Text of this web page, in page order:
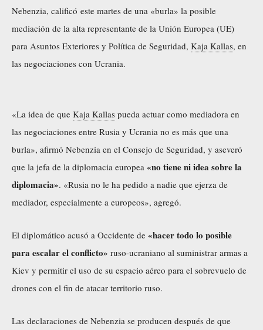
Nebenzia, calificó este martes de una «burla» la posible
mediación de la alta representante de la Unión Europea (UE)
para Asuntos Exteriores y Política de Seguridad, Kaja Kallas, en
las negociaciones con Ucrania.
«La idea de que Kaja Kallas pueda actuar como mediadora en
las negociaciones entre Rusia y Ucrania no es más que una
burla», afirmó Nebenzia en el Consejo de Seguridad, y aseveró
que la jefa de la diplomacia europea «no tiene ni idea sobre la
diplomacia». «Rusia no le ha pedido a nadie que ejerza de
mediador, especialmente a europeos», agregó.
El diplomático acusó a Occidente de «hacer todo lo posible
para escalar el conflicto» ruso-ucraniano al suministrar armas a
Kiev y permitir el uso de su espacio aéreo para el sobrevuelo de
drones con el fin de atacar territorio ruso.
Las declaraciones de Nebenzia se producen después de que